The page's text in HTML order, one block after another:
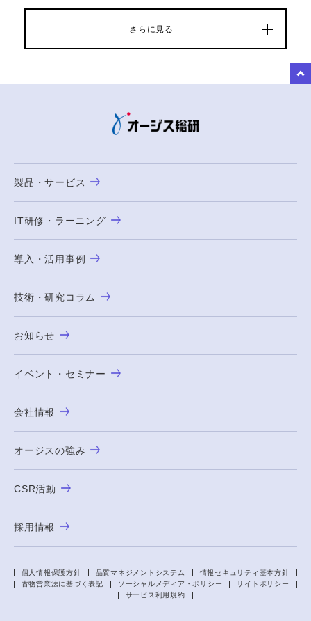
さらに見る
製品・サービス
IT研修・ラーニング
導入・活用事例
技術・研究コラム
お知らせ
イベント・セミナー
会社情報
オージスの強み
CSR活動
採用情報
個人情報保護方針 品質マネジメントシステム
情報セキュリティ基本方針
古物営業法に基づく表記
ソーシャルメディア・ポリシー
サイトポリシー
サービス利用規約